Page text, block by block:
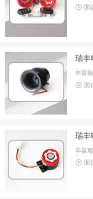
面
瑞丰
丰县
面
瑞丰
丰县
面